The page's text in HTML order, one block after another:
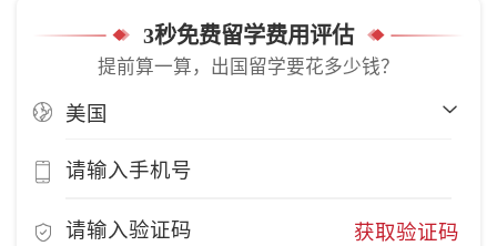
3秒免费留学费用评估
提前算一算，出国留学要花多少钱？
获取验证码